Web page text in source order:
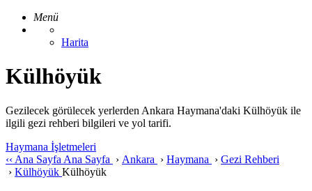
Menü
Harita
Külhöyük
Gezilecek görülecek yerlerden Ankara Haymana'daki Külhöyük ile
ilgili gezi rehberi bilgileri ve yol tarifi.
Haymana İşletmeleri
‹‹ Ana Sayfa Ana Sayfa › Ankara › Haymana › Gezi Rehberi
› Külhöyük Külhöyük